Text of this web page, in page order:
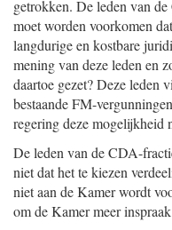
getrokken. De leden van
moet worden voorkomen
langdurige en kostbare
mening van deze leden en
daartoe gezet? Deze leden
bestaande FM-
regering deze mogelijkheid
De leden van de CDA-
niet dat het te kiezen
niet aan de Kamer wordt
om de Kamer meer